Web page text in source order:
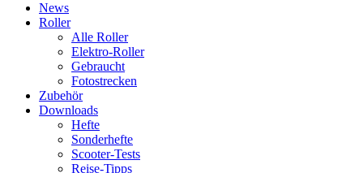
News
Roller
Alle Roller
Elektro-Roller
Gebraucht
Fotostrecken
Zubehör
Downloads
Hefte
Sonderhefte
Scooter-Tests
Reise-Tipps